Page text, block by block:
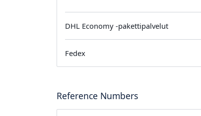
DHL Economy -pakettipalvelut
Fedex
Reference Numbers